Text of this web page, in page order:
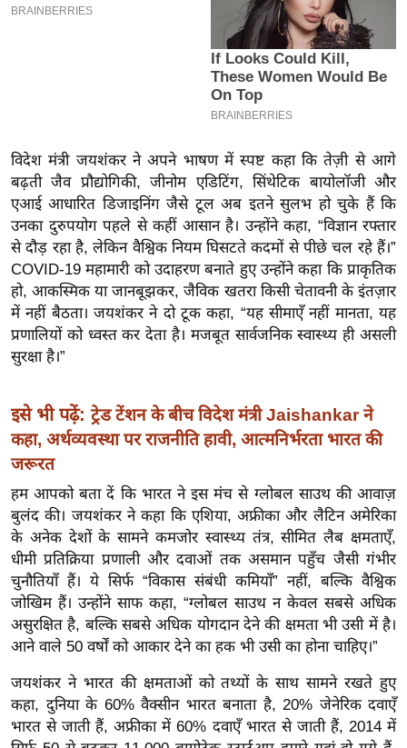
र
मि
सा
ल
बे
मि
सा
ल
ख्सि
य
त
यं
ग
इं
डि
या
सा
हि
ज
ग
त
विदेश मंत्री जयशंकर ने अपने भाषण में स्पष्ट कहा कि तेज़ी से आगे
बढ़ती जैव प्रौद्योगिकी, जीनोम एडिटिंग, सिंथेटिक बायोलॉजी और
एआई आधारित डिजाइनिंग जैसे टूल अब इतने सुलभ हो चुके हैं कि
उनका दुरुपयोग पहले से कहीं आसान है। उन्होंने कहा, “विज्ञान रफ्तार
से दौड़ रहा है, लेकिन वैश्विक नियम घिसटते कदमों से पीछे चल रहे हैं।”
COVID-19 महामारी को उदाहरण बनाते हुए उन्होंने कहा कि प्राकृतिक
हो, आकस्मिक या जानबूझकर, जैविक खतरा किसी चेतावनी के इंतज़ार
में नहीं बैठता। जयशंकर ने दो टूक कहा, “यह सीमाएँ नहीं मानता, यह
प्रणालियों को ध्वस्त कर देता है। मजबूत सार्वजनिक स्वास्थ्य ही असली
सुरक्षा है।”
इसे भी पढ़ें: ट्रेड टेंशन के बीच विदेश मंत्री Jaishankar ने
कहा, अर्थव्यवस्था पर राजनीति हावी, आत्मनिर्भरता भारत की
जरूरत
हम आपको बता दें कि भारत ने इस मंच से ग्लोबल साउथ की आवाज़
बुलंद की। जयशंकर ने कहा कि एशिया, अफ्रीका और लैटिन अमेरिका
के अनेक देशों के सामने कमजोर स्वास्थ्य तंत्र, सीमित लैब क्षमताएँ,
धीमी प्रतिक्रिया प्रणाली और दवाओं तक असमान पहुँच जैसी गंभीर
चुनौतियाँ हैं। ये सिर्फ “विकास संबंधी कमियाँ” नहीं, बल्कि वैश्विक
जोखिम हैं। उन्होंने साफ कहा, “ग्लोबल साउथ न केवल सबसे अधिक
असुरक्षित है, बल्कि सबसे अधिक योगदान देने की क्षमता भी उसी में है।
आने वाले 50 वर्षों को आकार देने का हक भी उसी का होना चाहिए।”
जयशंकर ने भारत की क्षमताओं को तथ्यों के साथ सामने रखते हुए
कहा, दुनिया के 60% वैक्सीन भारत बनाता है, 20% जेनेरिक दवाएँ
भारत से जाती हैं, अफ्रीका में 60% दवाएँ भारत से जाती हैं, 2014 में